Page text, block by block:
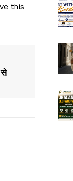
this
से